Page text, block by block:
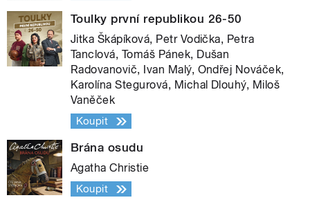
Toulky první republikou 26-50
Jitka Škápíková, Petr Vodička, Petra
Tanclová, Tomáš Pánek, Dušan
Radovanovič, Ivan Malý, Ondřej Nováček,
Karolína Stegurová, Michal Dlouhý, Miloš
Vaněček
Koupit
Brána osudu
Agatha Christie
Koupit